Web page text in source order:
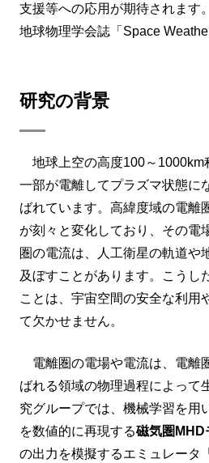
支援等への応用が期待されます
地球物理学会誌「Space
研究の背景
地球上空の高度100～1000km
一部が電離してプラズマ状態に
ばれています。高緯度域の電離
が刻々と変化しており、その電
圏の電流は、人工衛星の軌道や
及ぼすことがあります。こうし
ことは、宇宙空間の安全な利用
て欠かせません。
電離圏の電場や電流は、電離
ばれる領域の物理過程によって
究グループでは、機械学習を用
を数値的に再現する磁気圏MHD
の出力を模擬するエミュレータ